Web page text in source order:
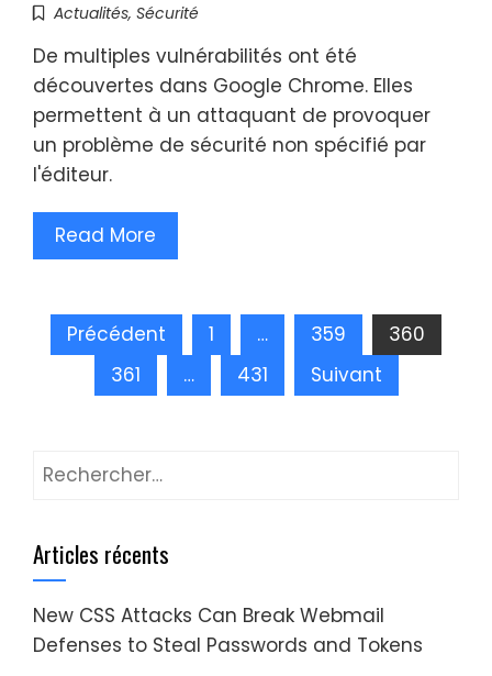
Actualités, Sécurité
De multiples vulnérabilités ont été
découvertes dans Google Chrome. Elles
permettent à un attaquant de provoquer
un problème de sécurité non spécifié par
l'éditeur.
Read More
Pagination
Précédent 1 … 359
360
361
… 431 Suivant
Rechercher :
Articles récents
New CSS Attacks Can Break Webmail
Defenses to Steal Passwords and Tokens